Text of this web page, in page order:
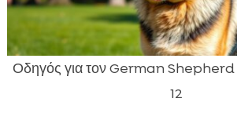
Οδηγός για τον German
12